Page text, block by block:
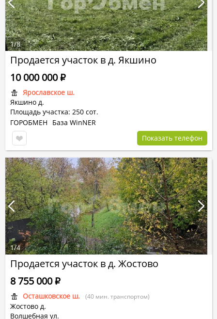
Продается участок в д. Якшино
Ярославское ш.
Якшино д.
Площадь участка: 250 сот.
10 000 000Р
ГОРОБМЕН
База WinNER
Показать телефон
1/8
Продается участок в д. Жостово
Осташковское ш. (40 мин. транспортом)
Жостово д.
Волшебная ул.
8 755 000Р
1/4